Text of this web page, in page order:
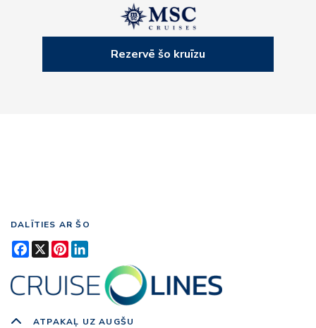
Rezervē šo kruīzu
DALĪTIES AR ŠO
Facebook
X Pinterest
ATPAKAĻ UZ AUGŠU